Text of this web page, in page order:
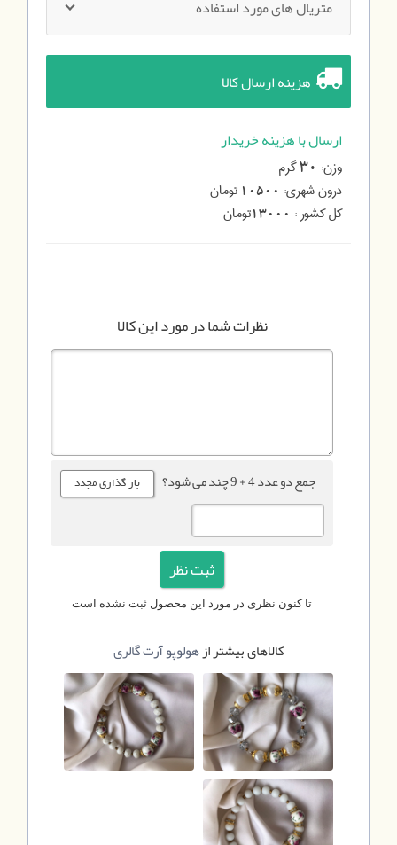
متریال های مورد استفاده
هزینه ارسال کالا
ارسال با هزینه خریدار
وزن:
گرم
درون شهری: 10500 تومان
کل کشور : 13000تومان
نظرات شما در مورد این کالا
جمع دو عدد 4 + 9 چند می شود؟
تا کنون نظری در مورد این محصول ثبت نشده است
کالاهای بیشتر ازهولوپو آرت گالری